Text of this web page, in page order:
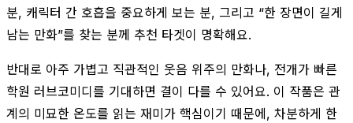
분, 캐릭터 간 호흡을 중요하게 보는 분, 그리고 “한 장면이 길게
남는 만화”를 찾는 분께 추천 타겟이 명확해요.
반대로 아주 가볍고 직관적인 웃음 위주의 만화나, 전개가 빠른
학원 러브코미디를 기대하면 결이 다를 수 있어요. 이 작품은 관
계의 미묘한 온도를 읽는 재미가 핵심이기 때문에, 차분하게 한